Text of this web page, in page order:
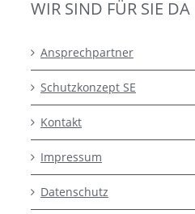
WIR SIND FÜR SIE DA
Ansprechpartner
Schutzkonzept SE
Kontakt
Impressum
Datenschutz